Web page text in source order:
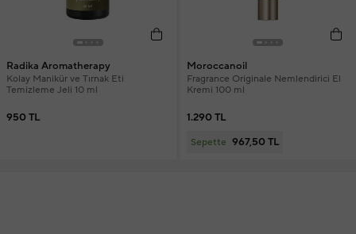
Radika Aromatherapy
Kolay Manikür ve Tırnak Eti
Temizleme Jeli 10 ml
950 TL
Moroccanoil
Fragrance Originale Nemlendirici El
Kremi 100 ml
1.290 TL
Sepette 967,50 TL